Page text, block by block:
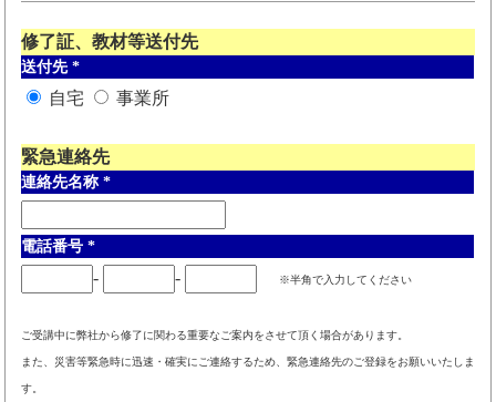
修了証、教材等送付先
送付先 *
自宅 事業所
緊急連絡先
連絡先名称 *
電話番号 *
- - ※半角で入力してください
ご受講中に弊社から修了に関わる重要なご案内をさせて頂く場合があります。
また、災害等緊急時に迅速・確実にご連絡するため、緊急連絡先のご登録をお願いいたしま
す。